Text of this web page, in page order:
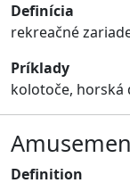
Definícia
rekreačné
Príklady
kolotoče, horská
Definition